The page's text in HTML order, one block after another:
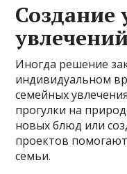
Создание
Иногда решение
индивидуальном
семейных
прогулки на
новых блюд или
проектов
семьи.